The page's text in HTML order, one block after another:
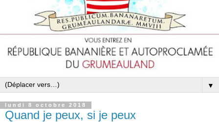
▼
lundi 8 octobre 2018
Quand je peux, si je peux